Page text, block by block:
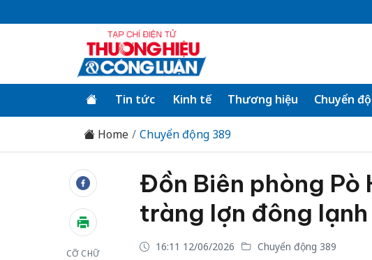
Tin tức Kinh tế Thương hiệu Chuyển
Home Chuyển động 389
CỠ CHỮ
Đồn Biên phòng Pò
tràng lợn đông
16:11 12/06/2026 Chuyển động 389